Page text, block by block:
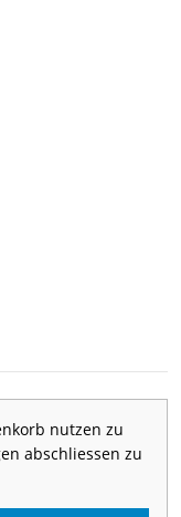
nutzen zu
abschliessen zu